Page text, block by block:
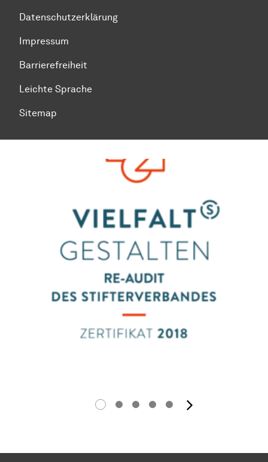
Datenschutzerklärung
Impressum
Barrierefreiheit
Leichte Sprache
Sitemap